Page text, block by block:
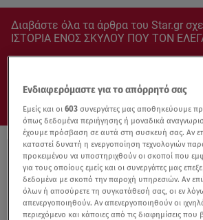
Διαβάστε όλα τα άρθρα του Star.gr
ΙΣΤΟΡΙΑ ΕΝΟΣ ΣΚΥΛΟΥ ΠΟΥ ΤΟΝ
Ενδιαφερόμαστε για το απόρρητό σας
Εμείς και οι603 συνεργάτες μας αποθηκεύουμε
όπως δεδομένα περιήγησης ή μοναδικά
έχουμε πρόσβαση σε αυτά στη συσκευή σας. Αν
καταστεί δυνατή η ενεργοποίηση τεχνολογιών
προκειμένου να υποστηριχθούν οι σκοποί που
για τους οποίους εμείς και οι συνεργάτες μας
δεδομένα με σκοπό την παροχή υπηρεσιών. Αν
όλων ή αποσύρετε τη συγκατάθεσή σας, οι εν λόγω
απενεργοποιηθούν. Αν απενεργοποιηθούν οι
περιεχόμενο και κάποιες από τις διαφημίσεις που